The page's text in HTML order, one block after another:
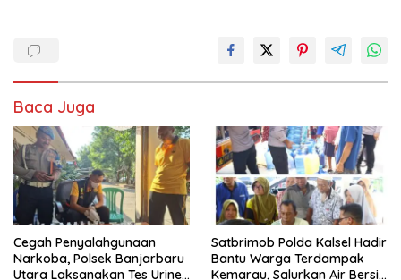
Baca Juga
Cegah Penyalahgunaan
Narkoba, Polsek Banjarbaru
Utara Laksanakan Tes Urine
Satbrimob Polda Kalsel Hadir
Bantu Warga Terdampak
Kemarau, Salurkan Air Bersih